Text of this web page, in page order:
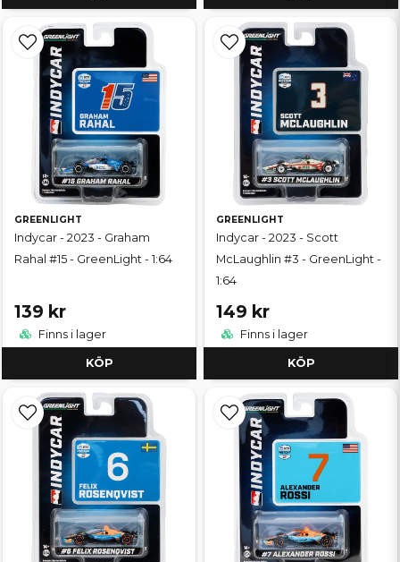
GREENLIGHT
Indycar - 2023 - Graham
Rahal #15 - GreenLight - 1:64
139 kr
Finns i lager
KÖP
GREENLIGHT
Indycar - 2023 - Scott
McLaughlin #3 - GreenLight -
1:64
149 kr
Finns i lager
KÖP